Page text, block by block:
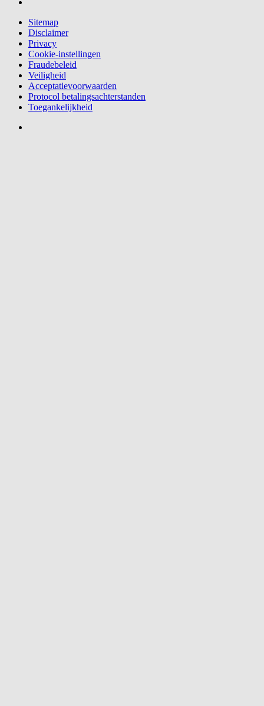
Sitemap
Disclaimer
Privacy
Cookie-instellingen
Fraudebeleid
Veiligheid
Acceptatievoorwaarden
Protocol betalingsachterstanden
Toegankelijkheid